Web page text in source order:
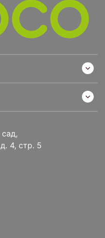
4, стр. 5